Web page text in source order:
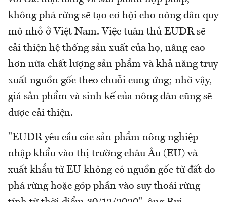
không phá rừng sẽ tạo cơ hội cho nông dân quy
mô nhỏ ở Việt Nam. Việc tuân thủ EUDR sẽ
cải thiện hệ thống sản xuất của họ, nâng cao
hơn nữa chất lượng sản phẩm và khả năng truy
xuất nguồn gốc theo chuỗi cung ứng; nhờ vậy,
giá sản phẩm và sinh kế của nông dân cũng sẽ
được cải thiện.
"EUDR yêu cầu các sản phẩm nông nghiệp
nhập khẩu vào thị trường châu Âu (EU) và
xuất khẩu từ EU không có nguồn gốc từ đất do
phá rừng hoặc góp phần vào suy thoái rừng